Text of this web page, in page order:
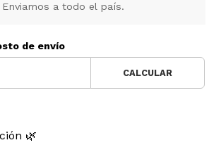
a todo el país.
de envío
CALCULAR
🌿